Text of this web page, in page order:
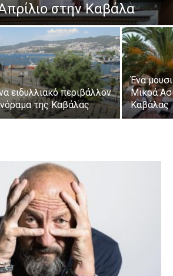
στην Καβάλα
ειδυλλιακό περιβάλλον
της Καβάλας
Ένα
Μικρά
Καβάλας